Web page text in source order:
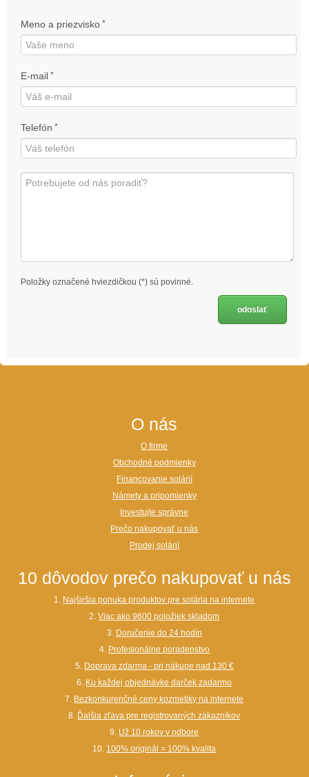
Meno a priezvisko *
E-mail *
Telefón *
Položky označené hviezdičkou (*) sú povinné.
O nás
O firme
Obchodné podmienky
Financovanie solárií
Námety a pripomienky
Investujte správne
Prečo nakupovať u nás
Prodej solárií
10 dôvodov prečo nakupovať u nás
1. Najširšia ponuka produktov pre solária na internete
2.Viac ako 9600 položiek skladom
3. Doručenie do 24 hodín
4. Profesionálne poradenstvo
5. Doprava zdarma - pri nákupe nad 130 €
6. Ku každej objednávke darček zadarmo
7. Bezkonkurenčné ceny kozmetiky na internete
8. Ďalšia zľava pre registrovaných zákazníkov
9. Už 10 rokov v odbore
10. 100% originál = 100% kvalita